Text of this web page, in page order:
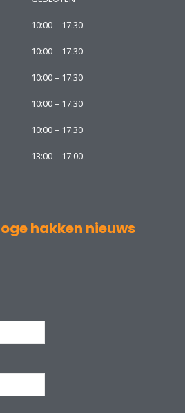
10:00 – 17:30
10:00 – 17:30
10:00 – 17:30
10:00 – 17:30
10:00 – 17:30
13:00 – 17:00
hakken nieuws